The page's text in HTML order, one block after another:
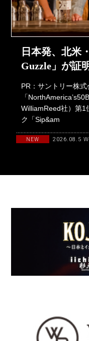
日本発、北
Guzzle」が証
PR：サントリー株
「
WilliamReed社）第1
ク「Sip&am
NEW 2026.08.5